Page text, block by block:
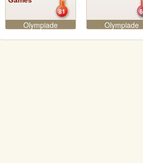
81
Olympiade Olympiade